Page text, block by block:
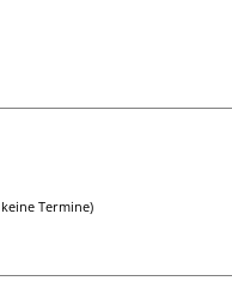
Termine)